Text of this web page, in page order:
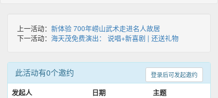
上一活动： 新体验 700年崂山武术走进名人故居
下一活动： 海天茂免费演出： 说唱+新喜剧 | 还送礼物
登录后可发起邀约
此活动有0个邀约
发起人 日期 主题